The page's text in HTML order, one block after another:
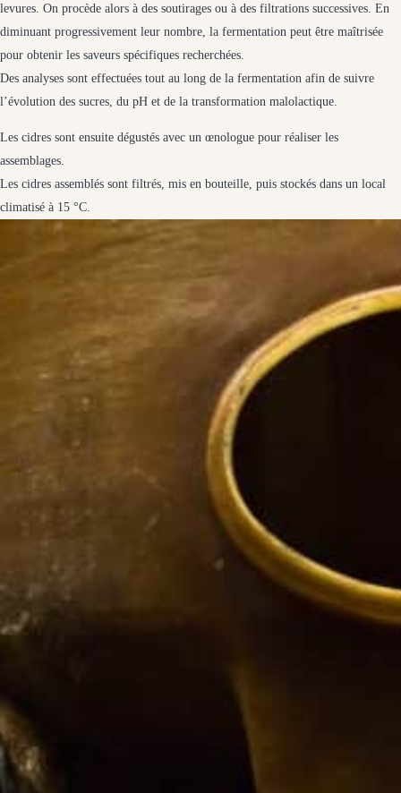
levures. On procède alors à des soutirages ou à des filtrations successives. En
diminuant progressivement leur nombre, la fermentation peut être maîtrisée
pour obtenir les saveurs spécifiques recherchées.
Des analyses sont effectuées tout au long de la fermentation afin de suivre
l’évolution des sucres, du pH et de la transformation malolactique.
Les cidres sont ensuite dégustés avec un œnologue pour réaliser les
assemblages.
Les cidres assemblés sont filtrés, mis en bouteille, puis stockés dans un local
climatisé à 15 °C.